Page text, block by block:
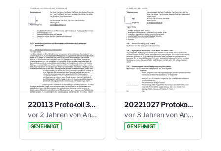
220113 Protokoll 32. Steuerungskreis.pdf
vor 2 Jahren von Anni Schlumberger
GENEHMIGT
20221027 Protokoll 34. Steuerungskreis.pdf
vor 3 Jahren von Anni Schlumberger
GENEHMIGT